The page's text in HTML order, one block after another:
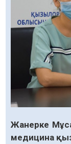
Жанерке
медицина